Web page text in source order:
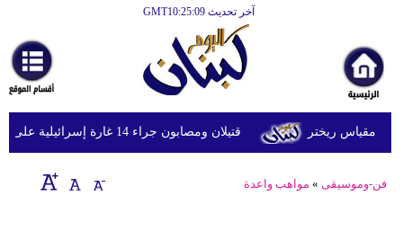
آخر تحديث GMT10:25:09
أخبارعاجلة
رياضة
ثقافة
إقتصاد
قتيلان ومصابون جراء 14 غارة إسرائيلية على شرق وجنوب لبنان
فن-وموسيقى » مواهب واعدة